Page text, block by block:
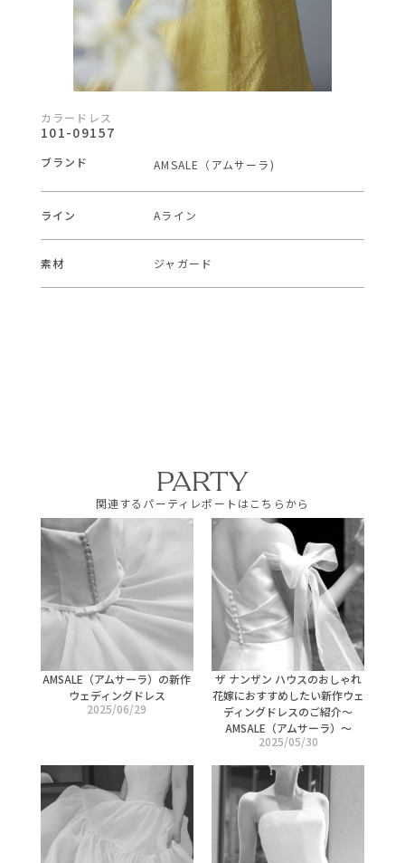
カラードレス
101-09157
ブランド AMSALE（アムサーラ)
ライン Aライン
素材 ジャガード
PARTY
関連するパーティレポートはこちらから
AMSALE（アムサーラ）の新作
ウェディングドレス
2025/06/29
ザ ナンザン ハウスのおしゃれ
花嫁におすすめしたい新作ウェ
ディングドレスのご紹介〜
AMSALE（アムサーラ）〜
2025/05/30